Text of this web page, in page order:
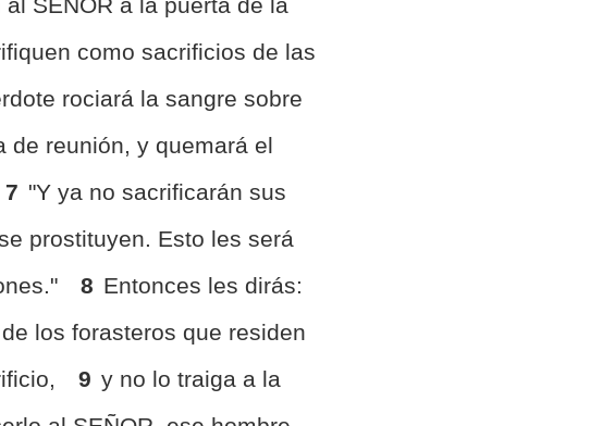
como sacrificios de las
rociará la sangre sobre
de reunión, y quemará el
7 "Y ya no sacrificarán sus
prostituyen. Esto les será
8 Entonces les dirás:
los forasteros que residen
9 y no lo traiga a la